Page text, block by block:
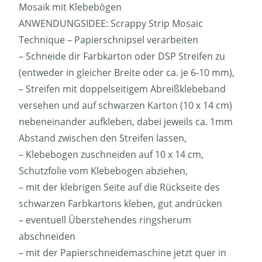
Mosaik mit Klebebögen
ANWENDUNGSIDEE: Scrappy Strip Mosaic
Technique – Papierschnipsel verarbeiten
– Schneide dir Farbkarton oder DSP Streifen zu
(entweder in gleicher Breite oder ca. je 6-10 mm),
– Streifen mit doppelseitigem Abreißklebeband
versehen und auf schwarzen Karton (10 x 14 cm)
nebeneinander aufkleben, dabei jeweils ca. 1mm
Abstand zwischen den Streifen lassen,
– Klebebogen zuschneiden auf 10 x 14 cm,
Schutzfolie vom Klebebogen abziehen,
– mit der klebrigen Seite auf die Rückseite des
schwarzen Farbkartons kleben, gut andrücken
– eventuell Überstehendes ringsherum
abschneiden
– mit der Papierschneidemaschine jetzt quer in